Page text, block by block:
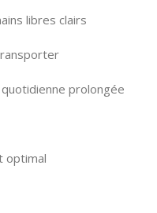
libres clairs
prolongée
optimal